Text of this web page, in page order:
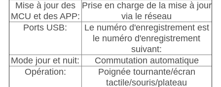
Mise à jour des
MCU et des APP:
Prise en charge de la mise à jour
via le réseau
Ports USB:
Le numéro d'enregistrement est
le numéro d'enregistrement
suivant:
Mode jour et nuit:
Commutation automatique
Opération:
Poignée tournante/écran
tactile/souris/plateau